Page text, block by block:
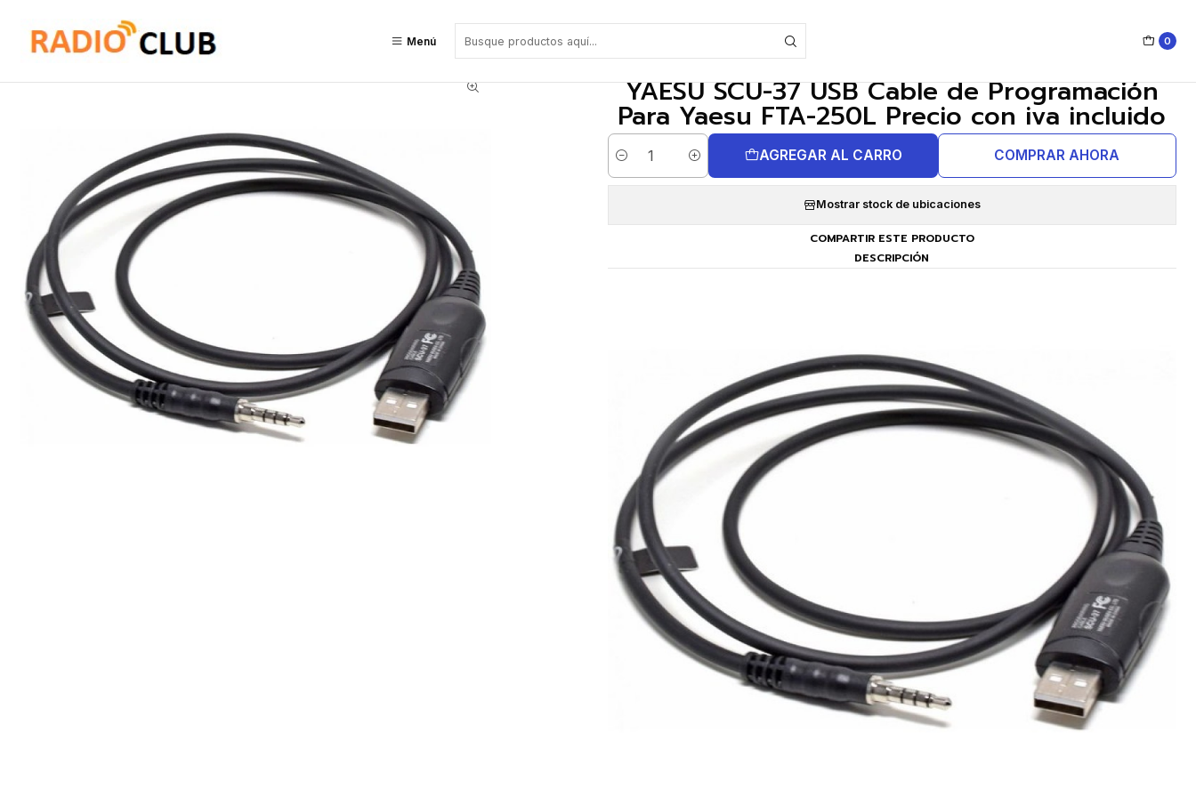
Menú 0
Cable de programación
YAESU SCU-37 USB Cable de Programación
Para Yaesu FTA-250L Precio con iva incluido
Cantidad
AGREGAR AL CARRO COMPRAR AHORA
Mostrar stock de ubicaciones
COMPARTIR ESTE PRODUCTO
DESCRIPCIÓN